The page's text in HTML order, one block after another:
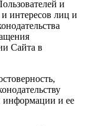
и
интересов лиц и
Сайта в
информации и ее